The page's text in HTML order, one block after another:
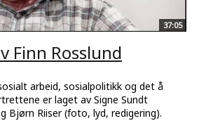
37:05
Finn Rosslund
arbeid, sosialpolitikk og det å
er laget av Signe Sundt
Bjørn Riiser (foto, lyd, redigering).